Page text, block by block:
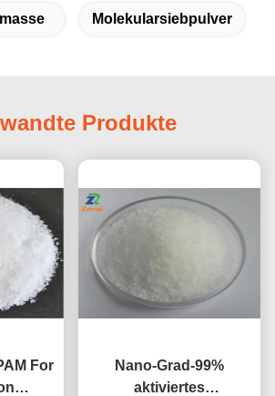
Molekularsiebpulver
Produkte
For
Nano-Grad-99%
aktiviertes